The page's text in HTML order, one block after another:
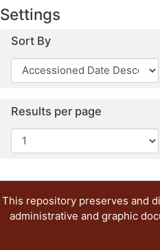
Settings
Sort By
Results per page
This repository preserves and
administrative and graphic